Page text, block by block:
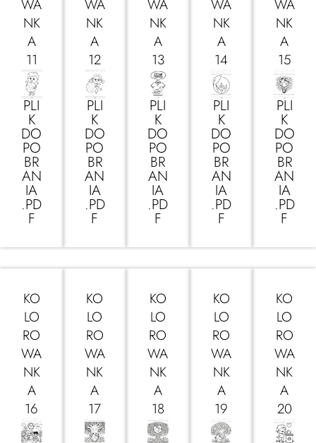
WA
NK
A
11
PLI
K
DO
PO
BR
AN
IA
.PD
F
WA
NK
A
12
PLI
K
DO
PO
BR
AN
IA
.PD
F
WA
NK
A
13
PLI
K
DO
PO
BR
AN
IA
.PD
F
WA
NK
A
14
PLI
K
DO
PO
BR
AN
IA
.PD
F
WA
NK
A
15
PLI
K
DO
PO
BR
AN
IA
.PD
F
KO
LO
RO
WA
NK
A
16
KO
LO
RO
WA
NK
A
17
KO
LO
RO
WA
NK
A
18
KO
LO
RO
WA
NK
A
19
KO
LO
RO
WA
NK
A
20